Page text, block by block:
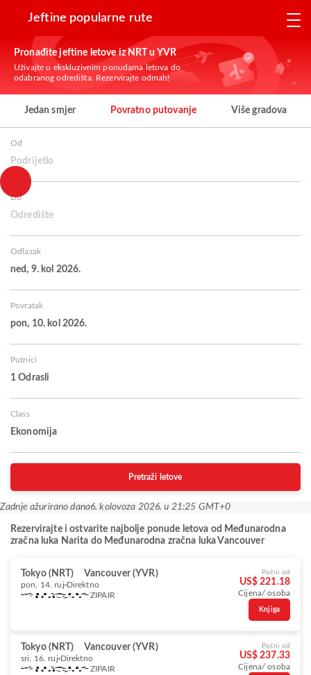
Jeftine popularne rute
Pronađite jeftine letove iz NRT u YVR
Uživajte u ekskluzivnim ponudama letova do
odabranog odredišta. Rezervirajte odmah!
Jedan smjer Povratno putovanje Više gradova
Od
Podrijetlo
Do
Odredište
Odlazak
ned, 9. kol 2026.
Povratak
pon, 10. kol 2026.
Putnici
1 Odrasli
Class
Ekonomija
Pretraži letove
Zadnje ažurirano dana6. kolovoza 2026. u 21:25 GMT+0
Rezervirajte i ostvarite najbolje ponude letova od Međunarodna
zračna luka Narita do Međunarodna zračna luka Vancouver
Tokyo (NRT) Vancouver (YVR)
pon, 14. ruj Direktno
ZIPAIR
Počni od
US$ 221.18
Cijena/ osoba
Knjiga
Tokyo (NRT) Vancouver (YVR)
sri, 16. ruj Direktno
ZIPAIR
Počni od
US$ 237.33
Cijena/ osoba